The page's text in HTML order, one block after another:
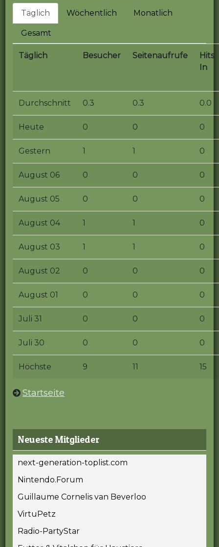
Täglich Wöchentlich Monatlich
Gesamt
Täglich Besucher Seitenaufrufe
Hits
In
Durchschnitt 0.3 0.3 0.0
Heute 0 0 0
Gestern 1 1 0
August 06 0 0 0
August 05 0 0 0
August 04 1 1 0
August 03 1 1 0
August 02 0 0 0
August 01 0 0 0
Juli 31 0 0 0
Juli 30 0 0 0
Höchste 9 11 15
Startseite
Neueste Mitglieder
next-generation-toplist.com
Nintendo.Forum
Guillaume Cornelis van Beverloo
VirtuPetz
Radio-PartyStar